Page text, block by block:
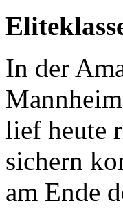
In der
lief heute
sichern
am Ende